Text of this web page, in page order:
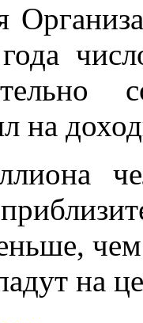
на
на